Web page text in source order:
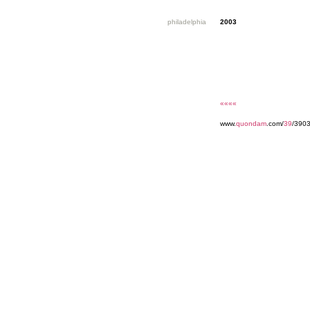
philadelphia 2003
««««
www.quondam .com/39/